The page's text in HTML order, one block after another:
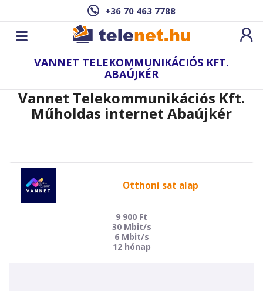
+36 70 463 7788
VANNET TELEKOMMUNIKÁCIÓS KFT.
ABAÚJKÉR
Vannet Telekommunikációs Kft.
Műholdas internet Abaújkér
Otthoni sat alap
9 900 Ft
30 Mbit/s
6 Mbit/s
12 hónap